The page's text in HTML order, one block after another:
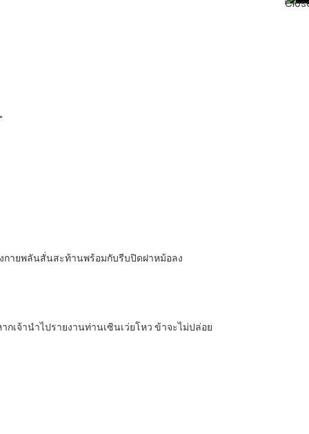
กายพลันสั่นสะท้านพร้อมกับรีบปิดฝาหม้อลง
เจ้านำไปรายงานท่านเซินเว่ยโหว ข้าจะไม่ปล่อย